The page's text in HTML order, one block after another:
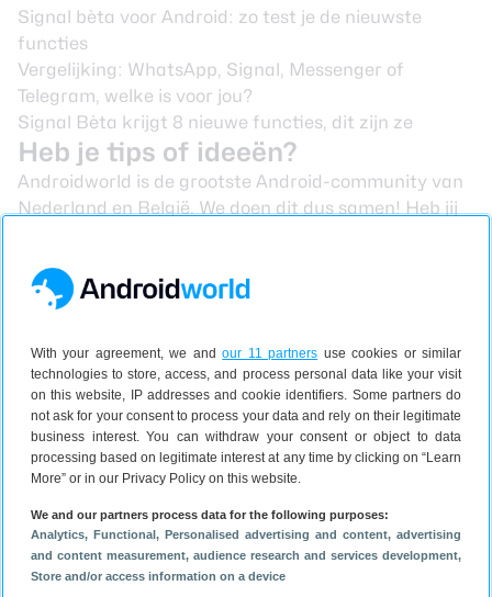
With your agreement, we andour 11 partners use cookies or similar
technologies to store, access, and process personal data like your visit
on this website, IP addresses and cookie identifiers. Some partners do
not ask for your consent to process your data and rely on their legitimate
business interest. You can withdraw your consent or object to data
processing based on legitimate interest at any time by clicking on “Learn
More” or in our Privacy Policy on this website.
We and our partners process data for the following purposes:
Analytics, Functional , Personalised advertising and content, advertising
and content measurement, audience research and services development,
Store and/or access information on a device
Signal bèta voor Android: zo test je de nieuwste
functies
Vergelijking: WhatsApp, Signal, Messenger of
Telegram, welke is voor jou?
Signal Bèta krijgt 8 nieuwe functies, dit zijn ze
Heb je tips of ideeën?
Androidworld is de grootste Android-community van
Nederland en België. We doen dit dus samen! Heb jij
dan weten in de reacties onder dit artikel (check ook
onzenieuwe Android-app
opFacebook ,InstagramenTwitter. Daarnaast kan je
ons vragen stellen viadeze Telegram-groep ofdeze
Signal-groep. Wil je liever één van de redacteuren
een tip sturen? Dan kan ook!
Sebastien op Twitter
Jeffrey op Twitter